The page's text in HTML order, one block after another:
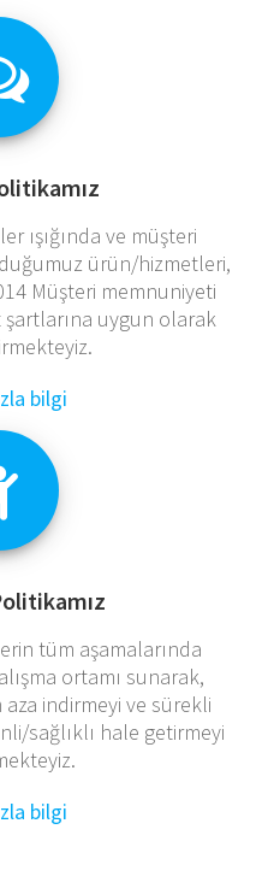
ışığında ve müşteri
ürün/hizmetleri,
Müşteri memnuniyeti
uygun olarak
bilgi
tüm aşamalarında
ortamı sunarak,
indirmeyi ve sürekli
sağlıklı hale getirmeyi
bilgi